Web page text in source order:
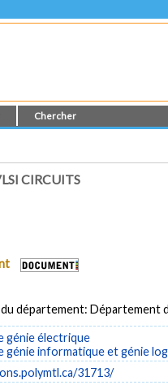
Chercher
CIRCUITS
département: Département
génie électrique
génie informatique et génie
31713/